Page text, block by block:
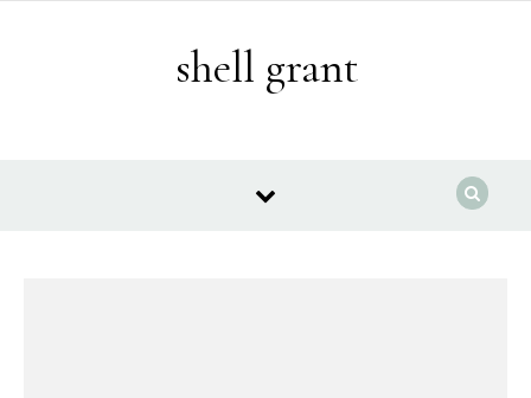
shell grant